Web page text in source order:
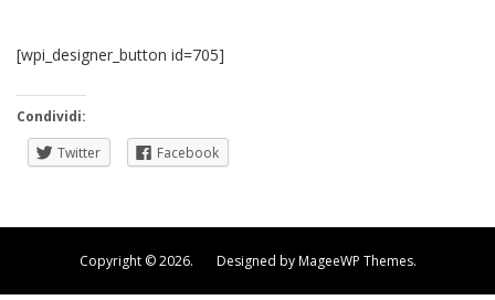
[wpi_designer_button id=705]
Condividi:
Twitter
Facebook
Copyright © 2026. Designed by MageeWP Themes.